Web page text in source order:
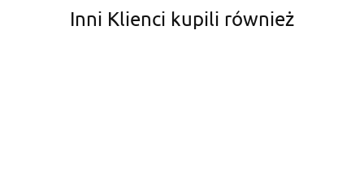
Inni Klienci kupili również